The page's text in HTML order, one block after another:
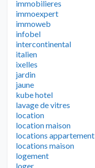
immobilieres
immoexpert
immoweb
infobel
intercontinental
italien
ixelles
jardin
jaune
kube hotel
lavage de vitres
location
location maison
locations appartement
locations maison
logement
loger